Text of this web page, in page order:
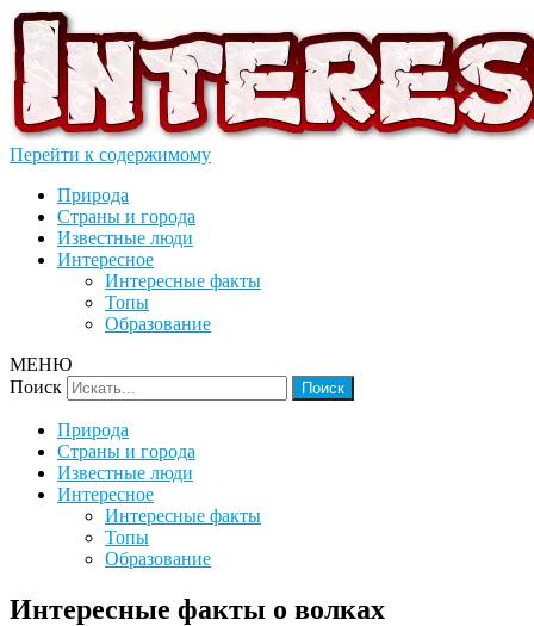
Перейти к содержимому
Природа
Страны и города
Известные люди
Интересное
Интересные факты
Топы
Образование
МЕНЮ
Поиск
Природа
Страны и города
Известные люди
Интересное
Интересные факты
Топы
Образование
Интересные факты о волках